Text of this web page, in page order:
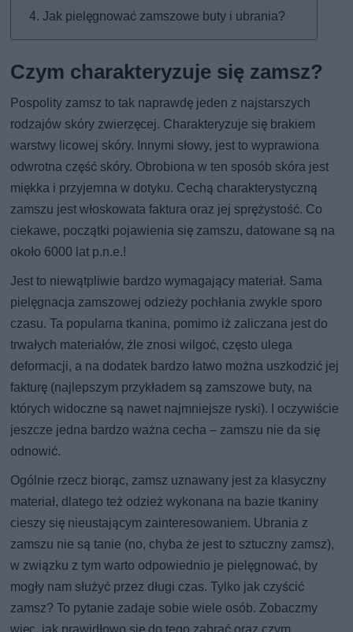
Jak pielęgnować zamszowe buty i ubrania?
Czym charakteryzuje się zamsz?
Pospolity zamsz to tak naprawdę jeden z najstarszych
rodzajów skóry zwierzęcej. Charakteryzuje się brakiem
warstwy licowej skóry. Innymi słowy, jest to wyprawiona
odwrotna część skóry. Obrobiona w ten sposób skóra jest
miękka i przyjemna w dotyku. Cechą charakterystyczną
zamszu jest włoskowata faktura oraz jej sprężystość. Co
ciekawe, początki pojawienia się zamszu, datowane są na
około 6000 lat p.n.e.!
Jest to niewątpliwie bardzo wymagający materiał. Sama
pielęgnacja zamszowej odzieży pochłania zwykle sporo
czasu. Ta popularna tkanina, pomimo iż zaliczana jest do
trwałych materiałów, źle znosi wilgoć, często ulega
deformacji, a na dodatek bardzo łatwo można uszkodzić jej
fakturę (najlepszym przykładem są zamszowe buty, na
których widoczne są nawet najmniejsze ryski). I oczywiście
jeszcze jedna bardzo ważna cecha – zamszu nie da się
odnowić.
Ogólnie rzecz biorąc, zamsz uznawany jest za klasyczny
materiał, dlatego też odzież wykonana na bazie tkaniny
cieszy się nieustającym zainteresowaniem. Ubrania z
zamszu nie są tanie (no, chyba że jest to sztuczny zamsz),
w związku z tym warto odpowiednio je pielęgnować, by
mogły nam służyć przez długi czas. Tylko jak czyścić
zamsz? To pytanie zadaje sobie wiele osób. Zobaczmy